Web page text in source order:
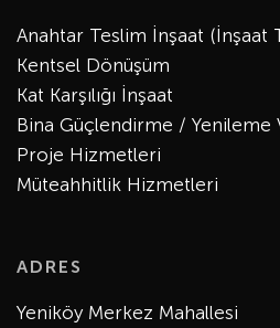
Anahtar Teslim İnşaat (İnşaat
Kentsel Dönüşüm
Kat Karşılığı İnşaat
Bina Güçlendirme / Yenileme
Proje Hizmetleri
Müteahhitlik Hizmetleri
ADRES
Yeniköy Merkez Mahallesi